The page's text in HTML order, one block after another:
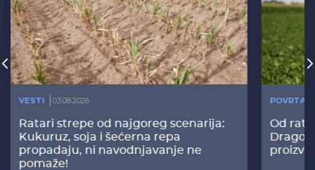
VESTI 03.08.2026
Ratari strepe od najgoreg scenarija:
Kukuruz, soja i šećerna repa
propadaju, ni navodnjavanje ne
pomaže!
Od